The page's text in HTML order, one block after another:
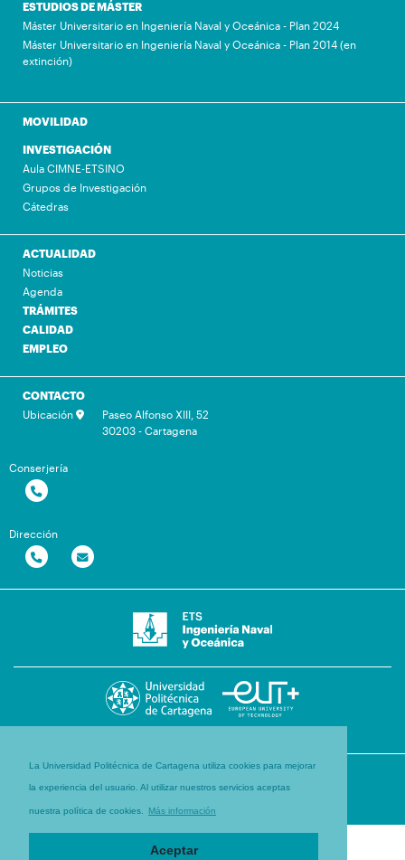
La Universidad Politécnica de Cartagena utiliza cookies para mejorar
la experiencia del usuario. Al utilizar nuestros servicios aceptas
nuestra política de cookies. Más información
Aceptar
ESTUDIOS DE MÁSTER
Máster Universitario en Ingeniería Naval y Oceánica - Plan 2024
Máster Universitario en Ingeniería Naval y Oceánica - Plan 2014 (en
extinción)
MOVILIDAD
INVESTIGACIÓN
Aula CIMNE-ETSINO
Grupos de Investigación
Cátedras
ACTUALIDAD
Noticias
Agenda
TRÁMITES
CALIDAD
EMPLEO
CONTACTO
Ubicación
Paseo Alfonso XIII, 52
30203 - Cartagena
Conserjería
Dirección